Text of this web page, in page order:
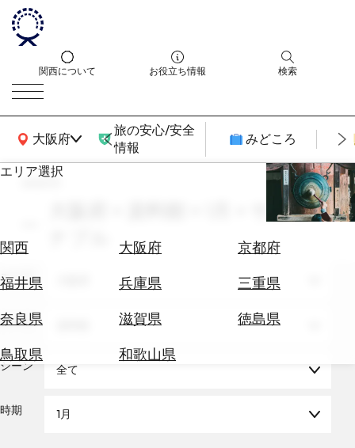
関西について お役立ち情報 検索
大阪府
関西広域MAP
旅の安心/安全
情報
みどころ
エリア選択
関西 大阪府
京都府
福井県
兵庫県
三重県
奈良県
滋賀県
徳島県
鳥取県
和歌山県
エ
券
テ
を
search
大阪府 × 資料館 × 1月 × サスティ
エリア
テーマ
シーン 全て
時期 1月